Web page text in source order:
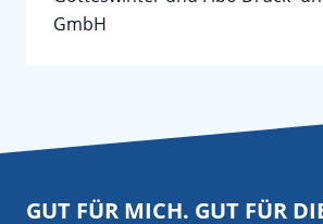
GmbH
GUT FÜR MICH. GUT FÜR